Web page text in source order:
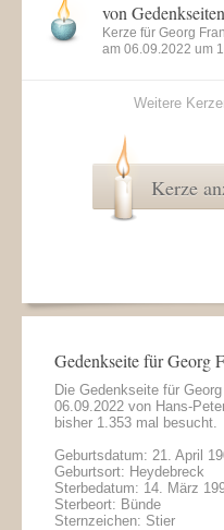
von
Kerze für Georg
am 06.09.2022 um
Weitere
Kerze
Gedenkseite für Georg
Die Gedenkseite für
06.09.2022 von Hans-
bisher 1.353 mal besucht.
Geburtsdatum: 21. April
Geburtsort: Heydebreck
Sterbedatum: 14. März
Sterbeort: Bünde
Sternzeichen: Stier